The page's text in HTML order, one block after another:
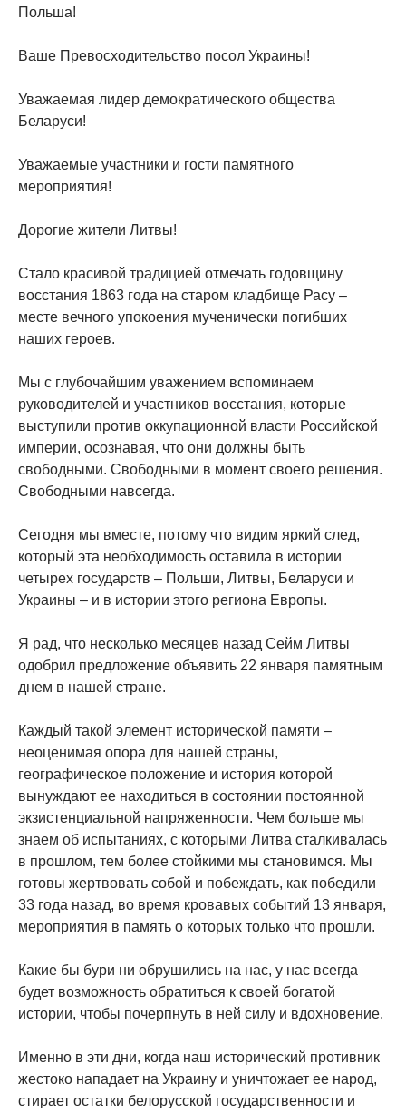
Польша!
Ваше Превосходительство посол Украины!
Уважаемая лидер демократического общества
Беларуси!
Уважаемые участники и гости памятного
мероприятия!
Дорогие жители Литвы!
Стало красивой традицией отмечать годовщину
восстания 1863 года на старом кладбище Расу –
месте вечного упокоения мученически погибших
наших героев.
Мы с глубочайшим уважением вспоминаем
руководителей и участников восстания, которые
выступили против оккупационной власти Российской
империи, осознавая, что они должны быть
свободными. Свободными в момент своего решения.
Свободными навсегда.
Сегодня мы вместе, потому что видим яркий след,
который эта необходимость оставила в истории
четырех государств – Польши, Литвы, Беларуси и
Украины – и в истории этого региона Европы.
Я рад, что несколько месяцев назад Сейм Литвы
одобрил предложение объявить 22 января памятным
днем в нашей стране.
Каждый такой элемент исторической памяти –
неоценимая опора для нашей страны,
географическое положение и история которой
вынуждают ее находиться в состоянии постоянной
экзистенциальной напряженности. Чем больше мы
знаем об испытаниях, с которыми Литва сталкивалась
в прошлом, тем более стойкими мы становимся. Мы
готовы жертвовать собой и побеждать, как победили
33 года назад, во время кровавых событий 13 января,
мероприятия в память о которых только что прошли.
Какие бы бури ни обрушились на нас, у нас всегда
будет возможность обратиться к своей богатой
истории, чтобы почерпнуть в ней силу и вдохновение.
Именно в эти дни, когда наш исторический противник
жестоко нападает на Украину и уничтожает ее народ,
стирает остатки белорусской государственности и